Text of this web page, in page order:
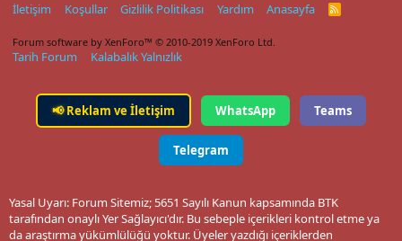
İletişim
Koşullar Gizlilik Politikası Yardım Anasayfa
R
Forum software by XenForo™ © 2010-2019 XenForo Ltd.
Tarih Forum Kalabalık Yalnızlık
📢Reklam ve İletişim WhatsApp Teams
Telegram
Yasal Uyarı: Forum Sitemiz; 5651 Sayılı Kanun kapsamında BTK
tarafından onaylı Yer Sağlayıcı'dır. Bu sebeple içerikleri kontrol etme ya
da araştırma yükümlülüğü yoktur. Üyeler yazdığı içeriklerden